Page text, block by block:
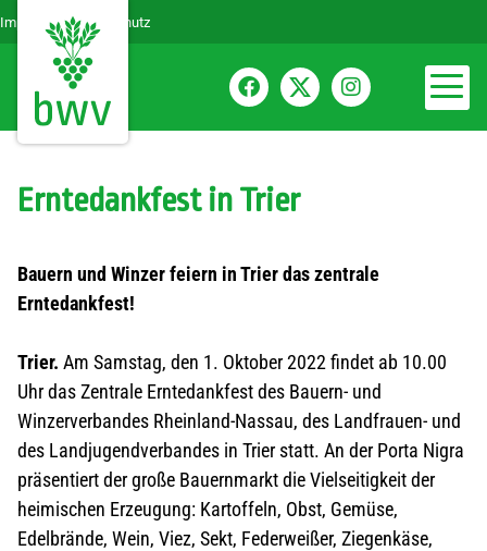
ImpressumDatenschutz
Erntedankfest in Trier
Bauern und Winzer feiern in Trier das zentrale
Erntedankfest!
Trier. Am Samstag, den 1. Oktober 2022 findet ab 10.00
Uhr das Zentrale Erntedankfest des Bauern- und
Winzerverbandes Rheinland-Nassau, des Landfrauen- und
des Landjugendverbandes in Trier statt. An der Porta Nigra
präsentiert der große Bauernmarkt die Vielseitigkeit der
heimischen Erzeugung: Kartoffeln, Obst, Gemüse,
Edelbrände, Wein, Viez, Sekt, Federweißer, Ziegenkäse,